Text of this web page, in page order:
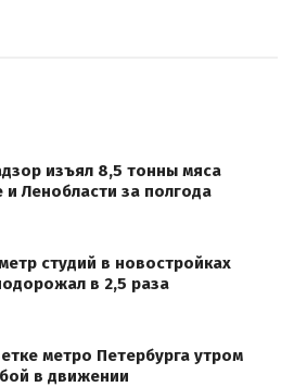
изъял 8,5 тонны мяса
и Ленобласти за полгода
студий в новостройках
в 2,5 раза
метро Петербурга утром
в движении